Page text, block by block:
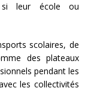
si leur école ou
scolaires, de
des plateaux
pendant les
les collectivités